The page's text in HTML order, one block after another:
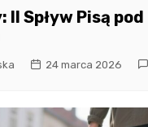
II Spływ Pisą pod
24 marca 2026